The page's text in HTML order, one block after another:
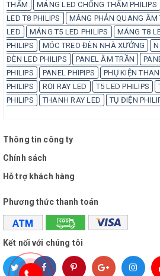
THẤM
MÁNG LED CHỐNG THẤM PHILIPS
LED T8 PHILIPS
MÁNG PHẢN QUANG ÂM
LED
MÁNG T5 LED PHILIPS MÁNG T8
PHILIPS
MÓC TREO ĐÈN NHÀ XƯỞNG
ĐÈN LED PHILIPS
PANEL ÂM TRẦN
PHILIPS
PANEL PHIPIPS PHỤ KIỆN
PHILIPS
RỌI RAY LED T5 LED PHILIPS
PHILIPS
THANH RAY LED TỤ ĐIỆN
Thông tin công ty
Chính sách
Hỗ trợ khách hàng
Phương thức thanh toán
Kết nối với chúng tôi